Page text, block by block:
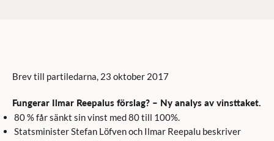
Brev till partiledarna, 23 oktober 2017
Fungerar Ilmar Reepalus förslag? – Ny analys av vinsttaket.
80 % får sänkt sin vinst med 80 till 100%.
Statsminister Stefan Löfven och Ilmar Reepalu beskriver